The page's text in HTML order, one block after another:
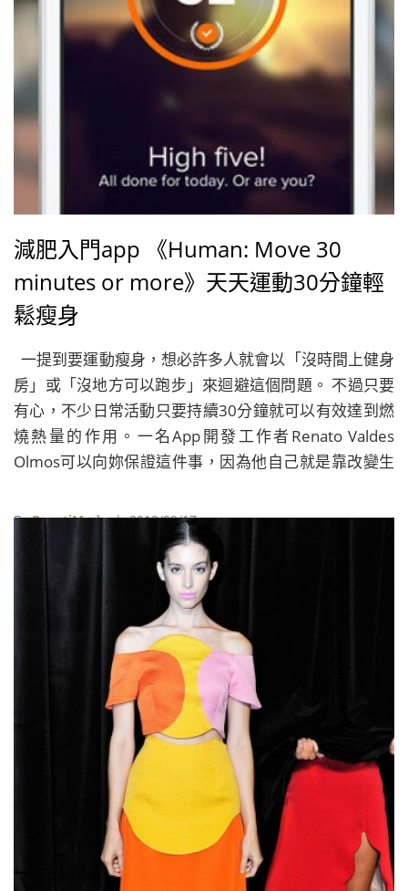
減肥入門app 《Human: Move 30
minutes or more》天天運動30分鐘輕
鬆瘦身
一提到要運動瘦身，想必許多人就會以「沒時間上健身
房」或「沒地方可以跑步」來迴避這個問題。 不過只要
有心，不少日常活動只要持續30分鐘就可以有效達到燃
燒熱量的作用。一名App開發工作者Renato Valdes
Olmos可以向妳保證這件事，因為他自己就是靠改變生
自己的例子，告訴每個有體重困擾的人，其實只要從小
事開始改變起，長期下來就能有驚人效果，因此他發揮
所長，自行開發出一個僅供iOS系統使用的健身
App《Human: Move 30 minutes or more》。 開啟這
個App後，把手機放在口袋，App就會開始自動偵測，
活動必須持續1分鐘以上才算數。這個應用
ByBeautiMode| 2013/09/17